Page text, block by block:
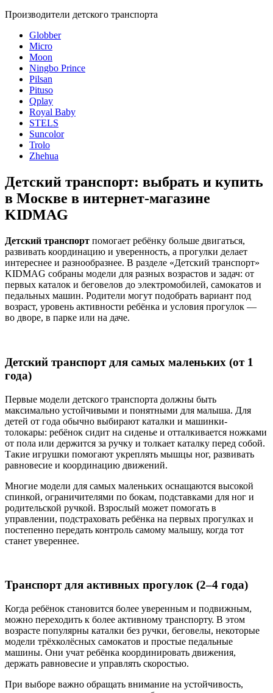
Производители детского транспорта
Globber
Micro
Moon
Ningbo Prince
Pilsan
Pituso
Qplay
Royal Baby
STELS
Suncolor
Trolo
Zhehua
Детский транспорт: выбрать и купить
в Москве в интернет-магазине
KIDMAG
Детский транспорт помогает ребёнку больше двигаться,
развивать координацию и уверенность, а прогулки делает
интереснее и разнообразнее. В разделе «Детский транспорт»
KIDMAG собраны модели для разных возрастов и задач: от
первых каталок и беговелов до электромобилей, самокатов и
педальных машин. Родители могут подобрать вариант под
возраст, уровень активности ребёнка и условия прогулок —
во дворе, в парке или на даче.
Детский транспорт для самых маленьких (от 1
года)
Первые модели детского транспорта должны быть
максимально устойчивыми и понятными для малыша. Для
детей от года обычно выбирают каталки и машинки-
толокары: ребёнок сидит на сиденье и отталкивается ножками
от пола или держится за ручку и толкает каталку перед собой.
Такие игрушки помогают укреплять мышцы ног, развивать
равновесие и координацию движений.
Многие модели для самых маленьких оснащаются высокой
спинкой, ограничителями по бокам, подставками для ног и
родительской ручкой. Взрослый может помогать в
управлении, подстраховать ребёнка на первых прогулках и
постепенно передать контроль самому малышу, когда тот
станет увереннее.
Транспорт для активных прогулок (2–4 года)
Когда ребёнок становится более уверенным и подвижным,
можно переходить к более активному транспорту. В этом
возрасте популярны каталки без ручки, беговелы, некоторые
модели трёхколёсных самокатов и простые педальные
машины. Они учат ребёнка координировать движения,
держать равновесие и управлять скоростью.
При выборе важно обращать внимание на устойчивость,